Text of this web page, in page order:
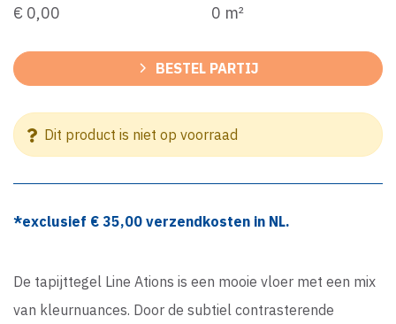
€ 0,00
0 m²
BESTEL PARTIJ
Dit product is niet op voorraad
*exclusief € 35,00 verzendkosten in NL.
De tapijttegel Line Ations is een mooie vloer met een mix
van kleurnuances. Door de subtiel contrasterende